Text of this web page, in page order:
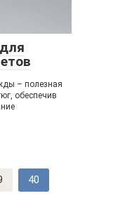
– полезная
обеспечив
40